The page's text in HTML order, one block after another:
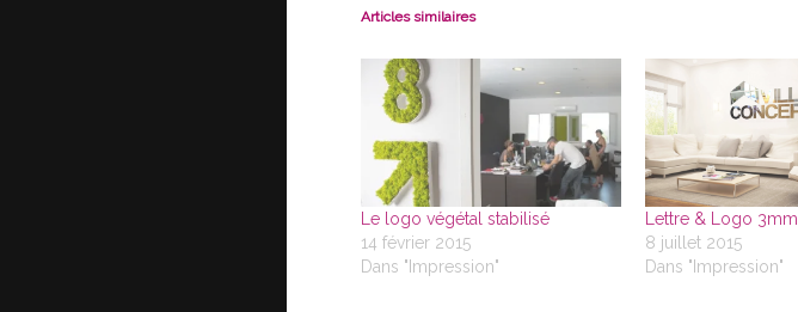
Articles similaires
Le logo végétal stabilisé
14 février 2015
Dans "Impression"
Lettre & Logo 3mm
8 juillet 2015
Dans "Impression"